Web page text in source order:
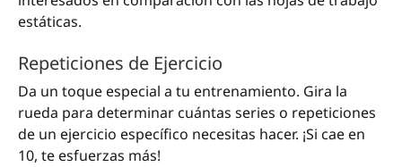
estáticas.
Repeticiones de Ejercicio
Da un toque especial a tu entrenamiento. Gira la
rueda para determinar cuántas series o repeticiones
de un ejercicio específico necesitas hacer. ¡Si cae en
10, te esfuerzas más!